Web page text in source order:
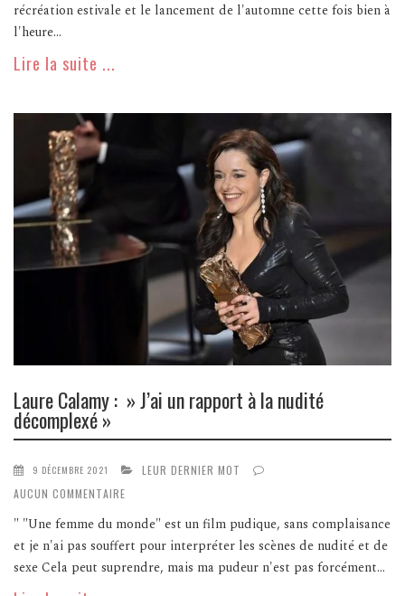
récréation estivale et le lancement de l'automne cette fois bien à
l'heure...
Lire la suite ...
Laure Calamy : » J’ai un rapport à la nudité
décomplexé »
9 DÉCEMBRE 2021
LEUR DERNIER MOT
AUCUN COMMENTAIRE
" "Une femme du monde" est un film pudique, sans complaisance
et je n'ai pas souffert pour interpréter les scènes de nudité et de
sexe Cela peut suprendre, mais ma pudeur n'est pas forcément...